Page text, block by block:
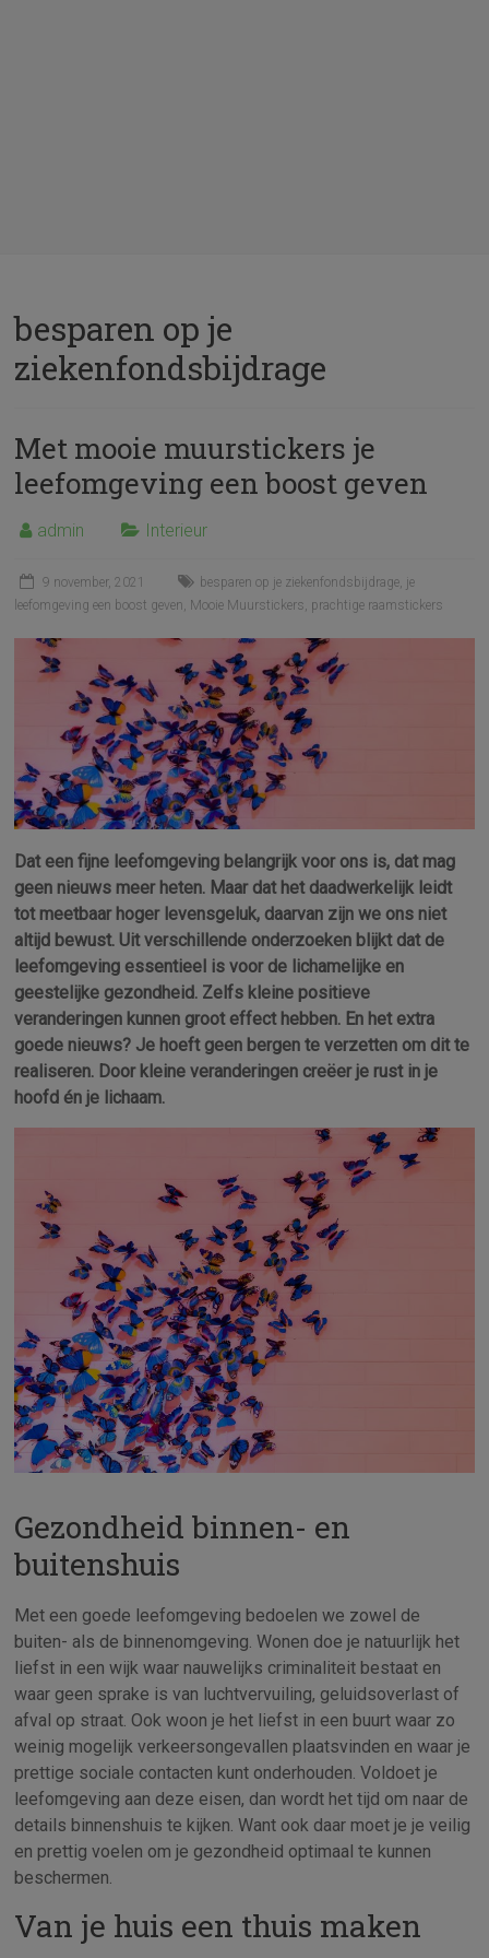
besparen op je
ziekenfondsbijdrage
Met mooie muurstickers je
leefomgeving een boost geven
admin Interieur
9 november, 2021 besparen op je ziekenfondsbijdrage, je
leefomgeving een boost geven, Mooie Muurstickers, prachtige raamstickers
Dat een fijne leefomgeving belangrijk voor ons is, dat mag
geen nieuws meer heten. Maar dat het daadwerkelijk leidt
tot meetbaar hoger levensgeluk, daarvan zijn we ons niet
altijd bewust. Uit verschillende onderzoeken blijkt dat de
leefomgeving essentieel is voor de lichamelijke en
geestelijke gezondheid. Zelfs kleine positieve
veranderingen kunnen groot effect hebben. En het extra
goede nieuws? Je hoeft geen bergen te verzetten om dit te
realiseren. Door kleine veranderingen creëer je rust in je
hoofd én je lichaam.
Gezondheid binnen- en
buitenshuis
Met een goede leefomgeving bedoelen we zowel de
buiten- als de binnenomgeving. Wonen doe je natuurlijk het
liefst in een wijk waar nauwelijks criminaliteit bestaat en
waar geen sprake is van luchtvervuiling, geluidsoverlast of
afval op straat. Ook woon je het liefst in een buurt waar zo
weinig mogelijk verkeersongevallen plaatsvinden en waar je
prettige sociale contacten kunt onderhouden. Voldoet je
leefomgeving aan deze eisen, dan wordt het tijd om naar de
details binnenshuis te kijken. Want ook daar moet je je veilig
en prettig voelen om je gezondheid optimaal te kunnen
beschermen.
Van je huis een thuis maken